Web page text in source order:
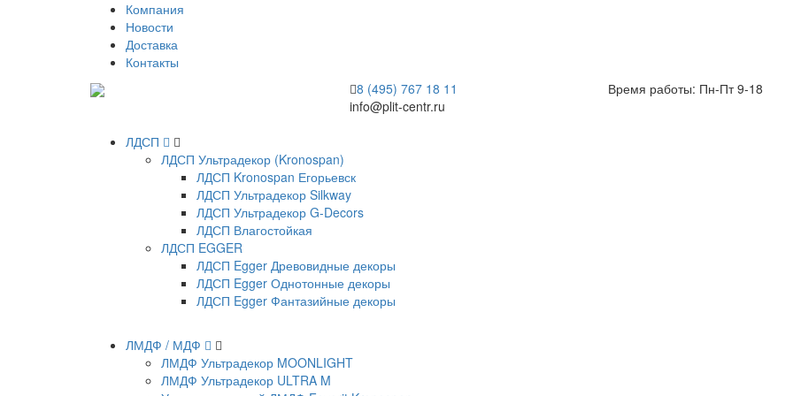
Компания
Новости
Доставка
Контакты
8 (495) 767 18 11
info@plit-centr.ru
Время работы: Пн-Пт 9-18
ЛДСП
ЛДСП Ультрадекор (Kronospan)
ЛДСП Kronospan Егорьевск
ЛДСП Ультрадекор Silkway
ЛДСП Ультрадекор G-Decors
ЛДСП Влагостойкая
ЛДСП EGGER
ЛДСП Egger Древовидные декоры
ЛДСП Egger Однотонные декоры
ЛДСП Egger Фантазийные декоры
ЛМДФ / МДФ
ЛМДФ Ультрадекор MOONLIGHT
ЛМДФ Ультрадекор ULTRA M